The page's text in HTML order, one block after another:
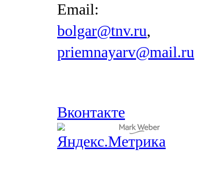
Email:
bolgar@tnv.ru,
priemnayarv@mail.ru
Вконтакте